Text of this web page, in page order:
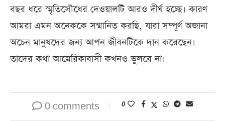
বছর ধরে স্মৃতিসৌধের দেওয়ালটি আরও দীর্ঘ হচ্ছে। কারণ
আমরা এমন অনেককে সম্মানিত করছি, যারা সম্পূর্ণ অজানা
অচেন মানুষদের জন্য আপন জীবনটিকে দান করেছেন।
তাদের কথা আমেরিকাবাসী কখনও ভুলবে না।
0 comments 0